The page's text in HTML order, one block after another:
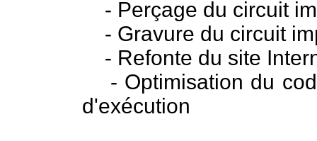
- Perçage du circuit
- Gravure du circuit
- Refonte du site
- Optimisation du
d'exécution